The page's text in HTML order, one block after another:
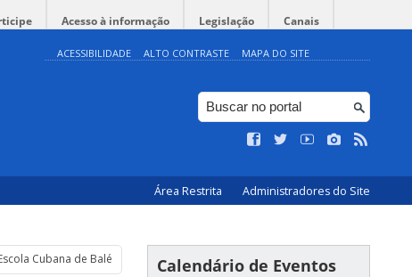
Acesso à informação Legislação Canais
ACESSIBILIDADE ALTO CONTRASTE MAPA DO SITE
Área Restrita Administradores do Site
Cubana de Balé Calendário de Eventos